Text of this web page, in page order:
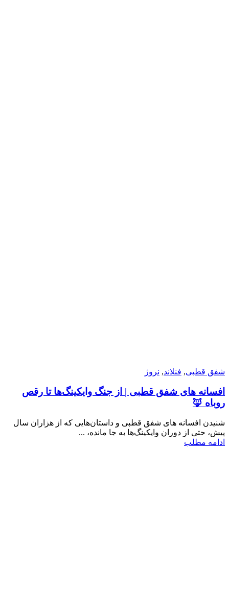
شفق قطبی, فنلاند, نروژ
افسانه های شفق قطبی | از جنگ وایکینگ‌ها تا رقص
روباه 🦊
شنیدن افسانه های شفق قطبی و داستان‌هایی که از هزاران سال‌
پیش، حتی از دوران وایکینگ‌ها به جا مانده، ...
ادامه مطلب